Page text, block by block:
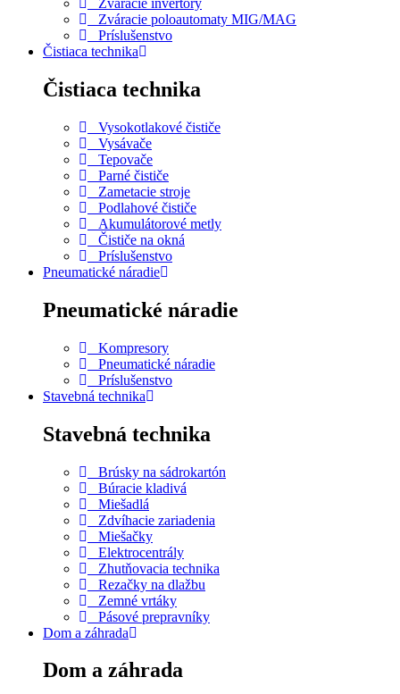
Zváracie invertory
Zváracie poloautomaty MIG/MAG
Príslušenstvo
Čistiaca technika
Čistiaca technika
Vysokotlakové čističe
Vysávače
Tepovače
Parné čističe
Zametacie stroje
Podlahové čističe
Akumulátorové metly
Čističe na okná
Príslušenstvo
Pneumatické náradie
Pneumatické náradie
Kompresory
Pneumatické náradie
Príslušenstvo
Stavebná technika
Stavebná technika
Brúsky na sádrokartón
Búracie kladivá
Miešadlá
Zdvíhacie zariadenia
Miešačky
Elektrocentrály
Zhutňovacia technika
Rezačky na dlažbu
Zemné vrtáky
Pásové prepravníky
Dom a záhrada
Dom a záhrada